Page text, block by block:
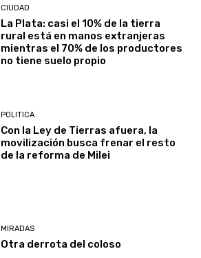
CIUDAD
La Plata: casi el 10% de la tierra
rural está en manos extranjeras
mientras el 70% de los productores
no tiene suelo propio
POLITICA
Con la Ley de Tierras afuera, la
movilización busca frenar el resto
de la reforma de Milei
MIRADAS
Otra derrota del coloso